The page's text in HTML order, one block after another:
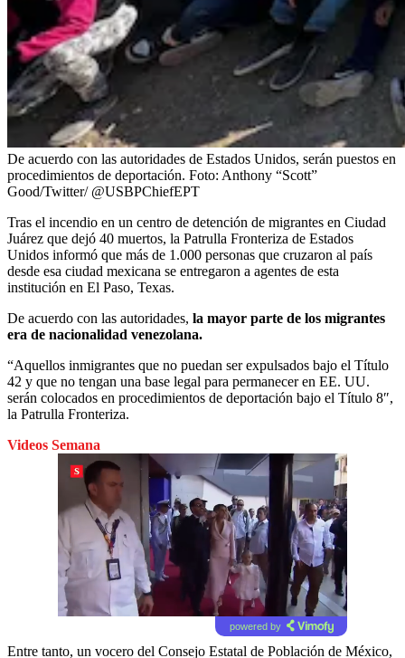
De acuerdo con las autoridades de Estados Unidos, serán puestos en
procedimientos de deportación. Foto: Anthony “Scott”
Good/Twitter/ @USBPChiefEPT
Tras el incendio en un centro de detención de migrantes en Ciudad
Juárez que dejó 40 muertos, la Patrulla Fronteriza de Estados
Unidos informó que más de 1.000 personas que cruzaron al país
desde esa ciudad mexicana se entregaron a agentes de esta
institución en El Paso, Texas.
De acuerdo con las autoridades, la mayor parte de los migrantes
era de nacionalidad venezolana.
“Aquellos inmigrantes que no puedan ser expulsados bajo el Título
42 y que no tengan una base legal para permanecer en EE. UU.
serán colocados en procedimientos de deportación bajo el Título 8″,
la Patrulla Fronteriza.
Videos Semana
powered by
Entre tanto, un vocero del Consejo Estatal de Población de México,